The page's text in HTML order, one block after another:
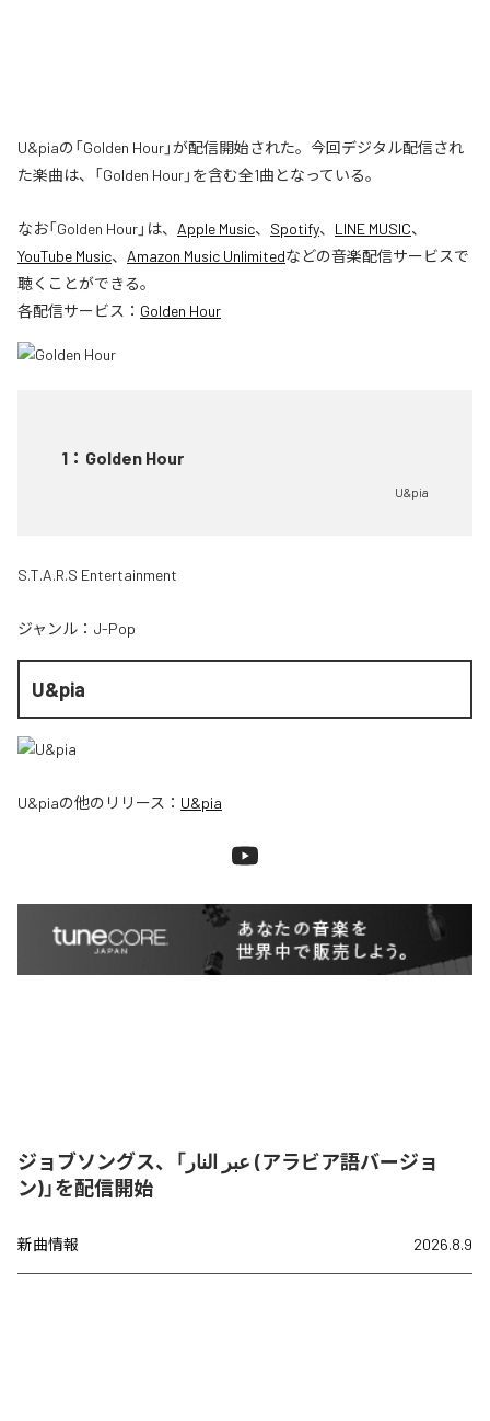
U&piaの「Golden Hour」が配信開始された。今回デジタル配信され
た楽曲は、「Golden Hour」を含む全1曲となっている。
なお「Golden Hour」は、 Apple Music、 Spotify、 LINE MUSIC、
YouTube Music、 Amazon Music Unlimitedなどの音楽配信サービスで
聴くことができる。
各配信サービス： Golden Hour
1 ： Golden Hour
U&pia
S.T.A.R.S Entertainment
ジャンル： J-Pop
U&pia
U&piaの他のリリース： U&pia
ジョブソングス、「عبر النار (アラビア語バージョ
ン)」を配信開始
新曲情報 2026.8.9